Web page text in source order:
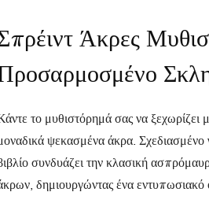
Άκρες
το μυθιστόρημά σας να
ψεκασμένα άκρα. Σχεδιασμένο
συνδυάζει την κλασική
δημιουργώντας ένα εντυπωσιακό